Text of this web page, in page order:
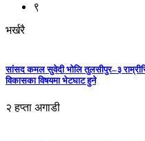
९
भर्खरै
सांसद कमल सुवेदी भोलि तुलसीपुर–३
विकासका विषयमा भेटघाट हुने
२ हप्ता अगाडी